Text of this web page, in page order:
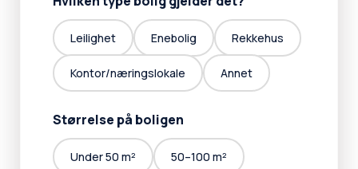
Leilighet Enebolig Rekkehus
Kontor/næringslokale Annet
Størrelse på boligen
Under 50 m² 50–100 m²